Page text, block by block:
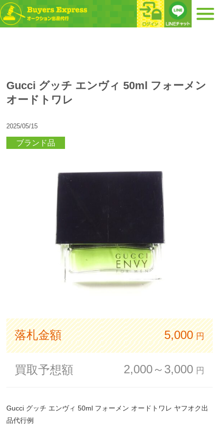
Gucci グッチ エンヴィ 50ml フォーメン
オードトワレ
2025/05/15
ブランド品
落札金額 5,000 円
買取予想額 2,000～3,000 円
Gucci グッチ エンヴィ 50ml フォーメン オードトワレ ヤフオク出
品代行例